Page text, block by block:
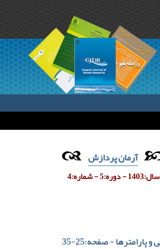
آرمان پردازش
سال:1403 - دوره:5 - شماره:4
پارامترها- صفحه:25-35